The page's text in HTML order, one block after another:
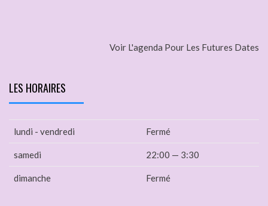
Voir L'agenda Pour Les Futures Dates
LES HORAIRES
lundi - vendredi Fermé
samedi 22:00 — 3:30
dimanche Fermé